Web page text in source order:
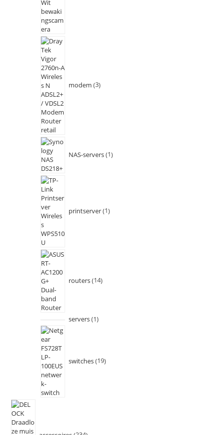
modem 3
NAS-servers 1
printserver 1
routers 14
servers 1
switches 19